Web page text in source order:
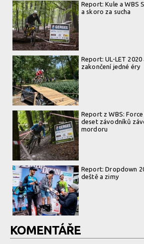
Report: Kule a WBS
a skoro za sucha
Report: UL-LET
zakončení jedné éry
Report z WBS:
deset závodníků
mordoru
Report: Dropdown
deště a zimy
KOMENTÁŘE